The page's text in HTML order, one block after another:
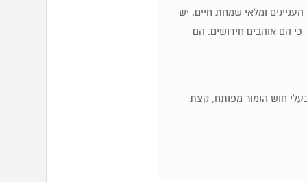
העניינים ומלאי שמחת חיים. יש
כי הם אוהבים חידושים. הם
בעלי חוש הומור מפותח, קצת